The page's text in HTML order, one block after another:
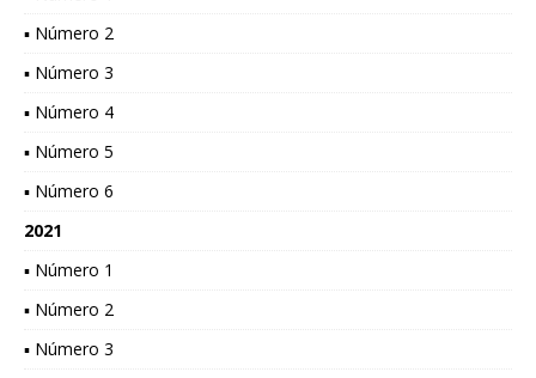
▪ Número 2
▪ Número 3
▪ Número 4
▪ Número 5
▪ Número 6
2021
▪ Número 1
▪ Número 2
▪ Número 3